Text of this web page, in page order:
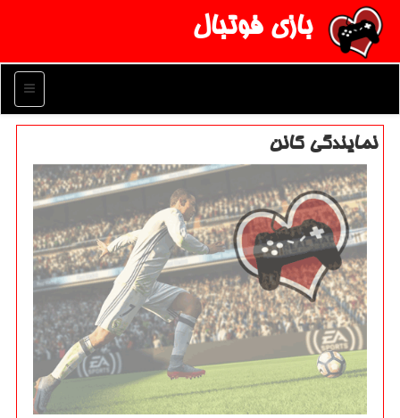
بازی فوتبال
منو
نمایندگی كانن